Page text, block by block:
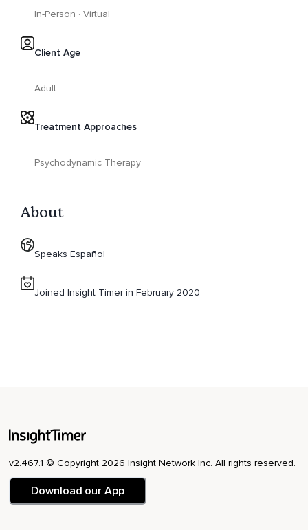
In-Person · Virtual
Client Age
Adult
Treatment Approaches
Psychodynamic Therapy
About
Speaks Español
Joined Insight Timer in February 2020
v2.467.1 © Copyright 2026 Insight Network Inc. All rights reserved.
Download our App